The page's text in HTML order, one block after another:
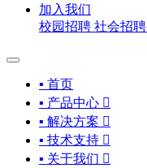
加入我们
校园招聘 社会招聘
▪ 首页
▪ 产品中心 
▪ 解决方案 
▪ 技术支持 
▪ 关于我们 